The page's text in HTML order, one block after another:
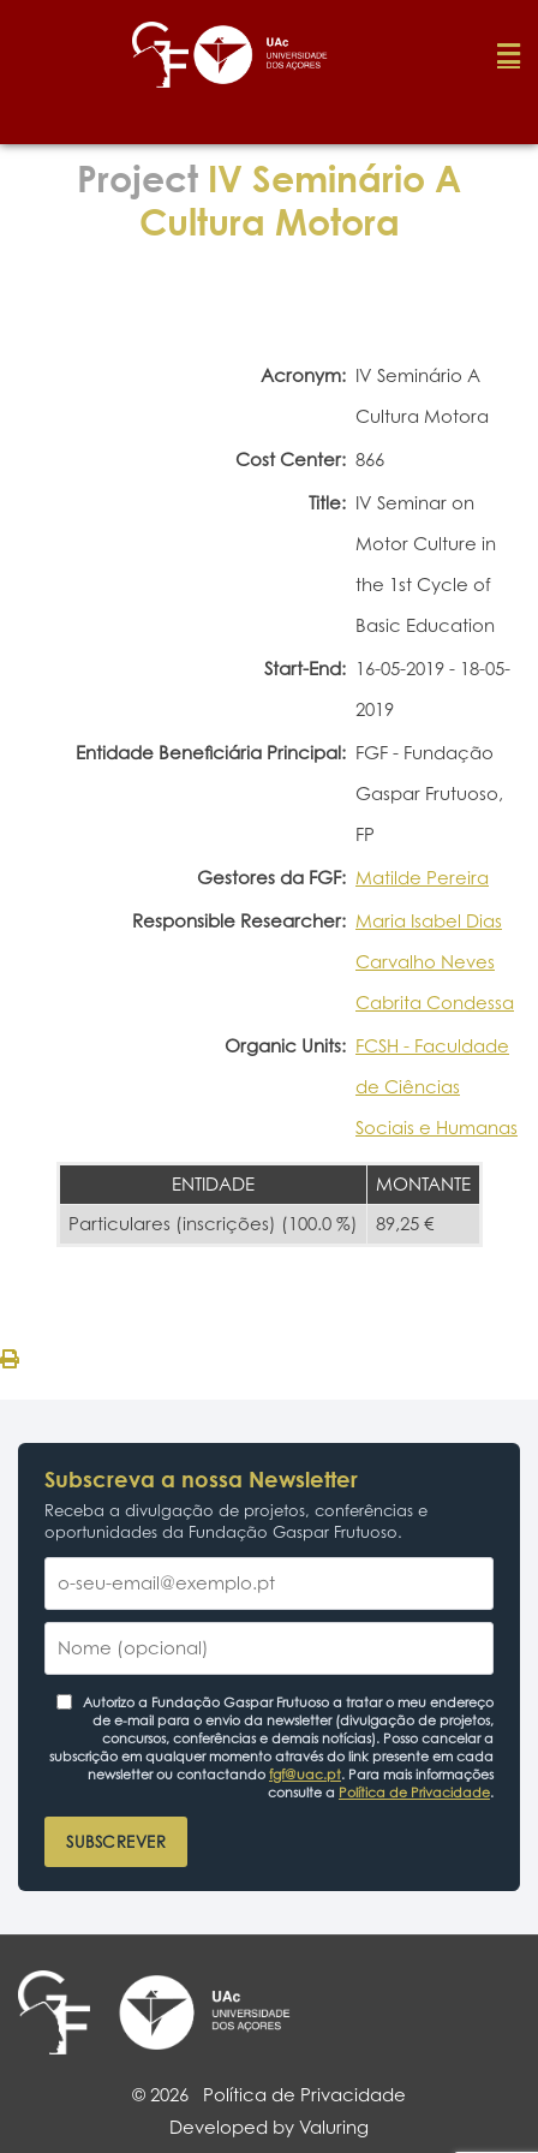
Foundation
Project IV Seminário A
Cultura Motora
Acronym: IV Seminário A
Cultura Motora
Cost Center: 866
Title: IV Seminar on
Motor Culture in
the 1st Cycle of
Basic Education
Start-End: 16-05-2019 - 18-05-
2019
Entidade Beneficiária Principal: FGF - Fundação
Gaspar Frutuoso,
FP
Gestores da FGF: Matilde Pereira
Responsible Researcher: Maria Isabel Dias
Carvalho Neves
Cabrita Condessa
Organic Units: FCSH - Faculdade
de Ciências
Sociais e Humanas
ENTIDADE
MONTANTE
Particulares (inscrições) (100.0 %)
89,25 €
Subscreva a nossa Newsletter
Receba a divulgação de projetos, conferências e
oportunidades da Fundação Gaspar Frutuoso.
Autorizo a Fundação Gaspar Frutuoso a tratar o meu endereço
de e-mail para o envio da newsletter (divulgação de projetos,
concursos, conferências e demais notícias). Posso cancelar a
subscrição em qualquer momento através do link presente em cada
newsletter ou contactando fgf@uac.pt. Para mais informações
consulte a Política de Privacidade.
SUBSCREVER
© 2026 Política de Privacidade
Developed by Valuring